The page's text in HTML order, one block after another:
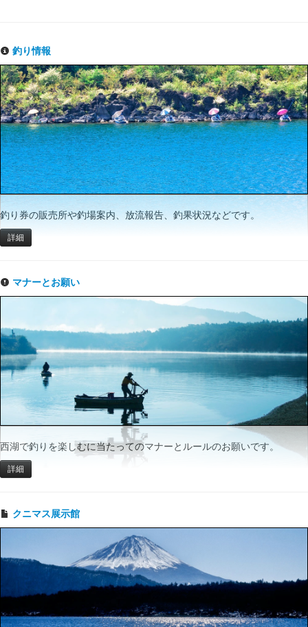
釣り情報
釣り券の販売所や釣場案内、放流報告、釣果状況などです。
詳細
マナーとお願い
西湖で釣りを楽しむに当たってのマナーとルールのお願いです。
詳細
クニマス展示館